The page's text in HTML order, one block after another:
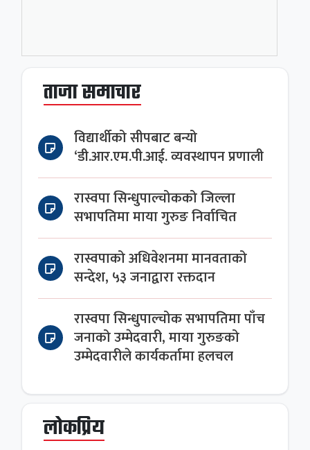
ताजा समाचार
विद्यार्थीको सीपबाट बन्यो
‘डी.आर.एम.पी.आई. व्यवस्थापन प्रणाली
रास्वपा सिन्धुपाल्चोकको जिल्ला
सभापतिमा माया गुरुङ निर्वाचित
रास्वपाको अधिवेशनमा मानवताको
सन्देश, ५३ जनाद्वारा रक्तदान
रास्वपा सिन्धुपाल्चोक सभापतिमा पाँच
जनाको उम्मेदवारी, माया गुरुङको
उम्मेदवारीले कार्यकर्तामा हलचल
लोकप्रिय